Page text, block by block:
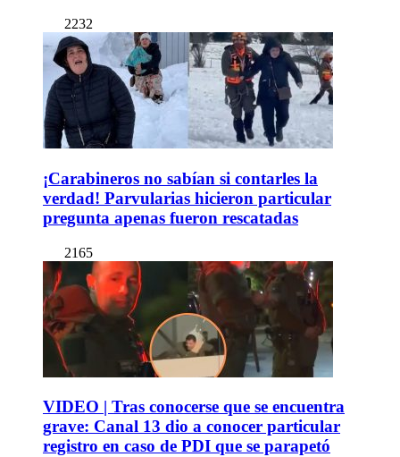
2232
¡Carabineros no sabían si contarles la
verdad! Parvularias hicieron particular
pregunta apenas fueron rescatadas
2165
VIDEO | Tras conocerse que se encuentra
grave: Canal 13 dio a conocer particular
registro en caso de PDI que se parapetó